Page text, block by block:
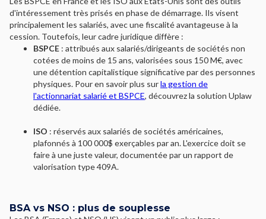
d'intéressement très prisés en phase de démarrage. Ils visent
principalement les salariés, avec une fiscalité avantageuse à la
cession. Toutefois, leur cadre juridique diffère :
BSPCE : attribués aux salariés/dirigeants de sociétés non
cotées de moins de 15 ans, valorisées sous 150 M€, avec
une détention capitalistique significative par des personnes
physiques. Pour en savoir plus surla gestion de
l'actionnariat salarié et BSPCE, découvrez la solution Uplaw
dédiée.
ISO : réservés aux salariés de sociétés américaines,
plafonnés à 100 000$ exerçables par an. L'exercice doit se
faire à une juste valeur, documentée par un rapport de
valorisation type 409A.
BSA vs NSO : plus de souplesse